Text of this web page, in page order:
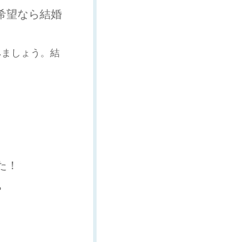
望なら結婚
しょう。結
！